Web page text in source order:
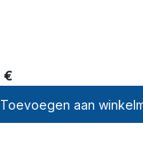
€
Toevoegen aan